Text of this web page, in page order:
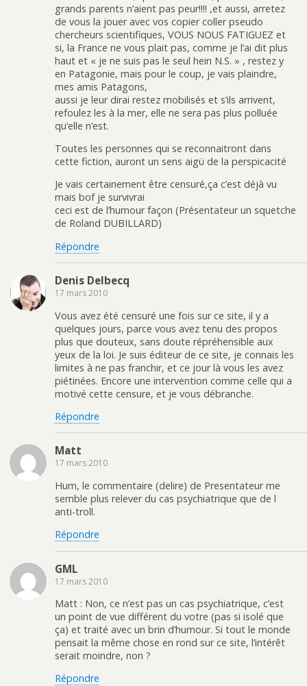
grands parents n’aient pas peur!!!! ,et aussi, arretez
de vous la jouer avec vos copier coller pseudo
chercheurs scientifiques, VOUS NOUS FATIGUEZ et
si, la France ne vous plait pas, comme je l’ai dit plus
haut et « je ne suis pas le seul hein N.S. » , restez y
en Patagonie, mais pour le coup, je vais plaindre,
mes amis Patagons,
aussi je leur dirai restez mobilisés et s’ils arrivent,
refoulez les à la mer, elle ne sera pas plus polluée
qu’elle n’est.
Toutes les personnes qui se reconnaitront dans
cette fiction, auront un sens aigü de la perspicacité
Je vais certainement être censuré,ça c’est déjà vu
mais bof je survivrai
ceci est de l’humour façon (Présentateur un squetche
de Roland DUBILLARD)
Répondre
Denis Delbecq
17 mars 2010
Vous avez été censuré une fois sur ce site, il y a
quelques jours, parce vous avez tenu des propos
plus que douteux, sans doute répréhensible aux
yeux de la loi. Je suis éditeur de ce site, je connais les
limites à ne pas franchir, et ce jour là vous les avez
piétinées. Encore une intervention comme celle qui a
motivé cette censure, et je vous débranche.
Répondre
Matt
17 mars 2010
Hum, le commentaire (delire) de Presentateur me
semble plus relever du cas psychiatrique que de l
anti-troll.
Répondre
GML
17 mars 2010
Matt : Non, ce n’est pas un cas psychiatrique, c’est
un point de vue différent du votre (pas si isolé que
ça) et traité avec un brin d’humour. Si tout le monde
pensait la même chose en rond sur ce site, l’intérêt
serait moindre, non ?
Répondre